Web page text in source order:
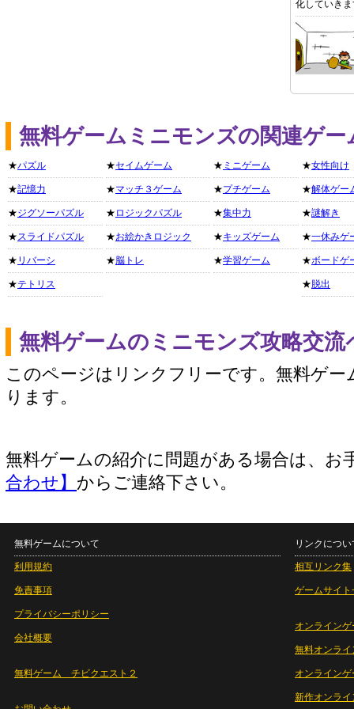
化していき
無料ゲームミニモンズの関連ゲ
★パズル
★記憶力
★ジグソーパズル
★スライドパズル
★ リバーシ
★テトリス
★セイムゲーム
★マッチ３ゲーム
★ ロジックパズル
★お絵かきロジック
★脳トレ
★ ミニゲーム
★プチゲーム
★集中力
★キッズゲーム
★学習ゲーム
★女性向け
★解体ゲー
★謎解き
★一休みゲ
★ボードゲ
★ 脱出
無料ゲームのミニモンズ攻略交
このページはリンクフリーです。無料ゲー
ります。
無料ゲームの紹介に問題がある場合は、お
合わせ】 からご連絡下さい。
無料ゲームについて
利用規約
免責事項
プライバシーポリシー
会社概要
無料ゲーム チビクエスト２
リンクについ
相互リンク集
ゲームサイト
オンラインゲ
無料オンライ
オンライン
新作オンライ